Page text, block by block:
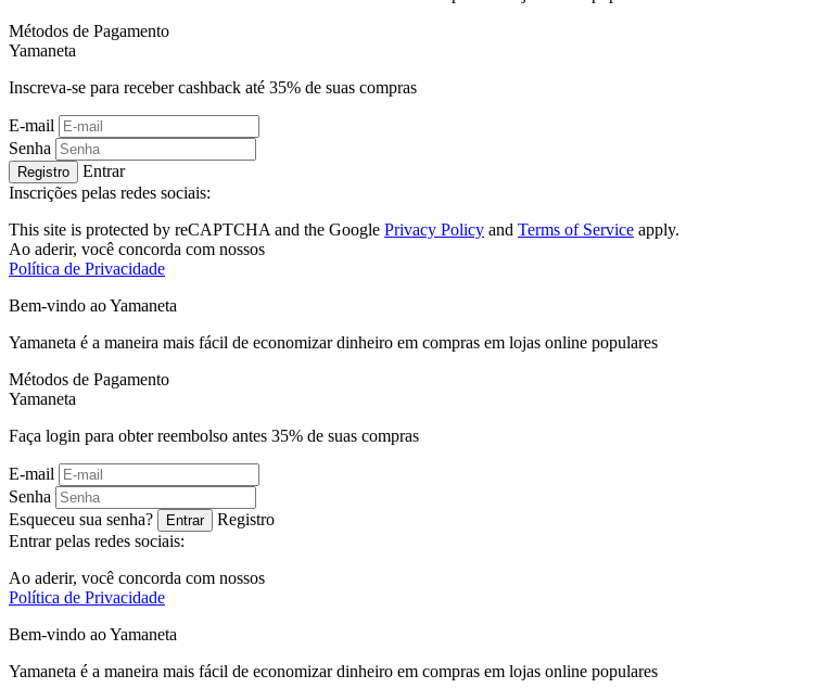
Métodos de Pagamento
Yamaneta
Inscreva-se para receber cashback até 35% de suas compras
E-mail
Senha
Registro
Entrar
Inscrições pelas redes sociais:
This site is protected by reCAPTCHA and the Google Privacy Policy and Terms of Service apply.
Ao aderir, você concorda com nossos
Política de Privacidade
Bem-vindo aoYamaneta
Yamaneta é a maneira mais fácil de economizar dinheiro em compras em lojas online populares
Métodos de Pagamento
Yamaneta
Faça login para obter reembolso antes 35% de suas compras
E-mail
Senha
Esqueceu sua senha?
Entrar
Registro
Entrar pelas redes sociais:
Ao aderir, você concorda com nossos
Política de Privacidade
Bem-vindo aoYamaneta
Yamaneta é a maneira mais fácil de economizar dinheiro em compras em lojas online populares